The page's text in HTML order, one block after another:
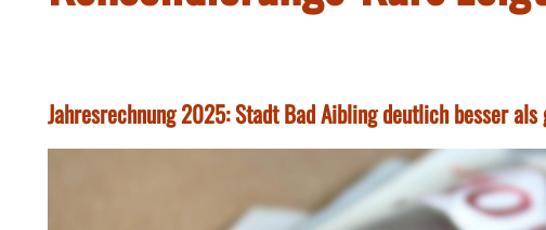
Jahresrechnung 2025: Stadt Bad Aibling deutlich besser als